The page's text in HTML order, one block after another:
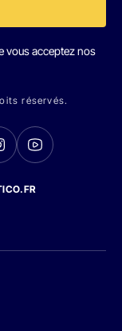
vous acceptez nos
réservés.